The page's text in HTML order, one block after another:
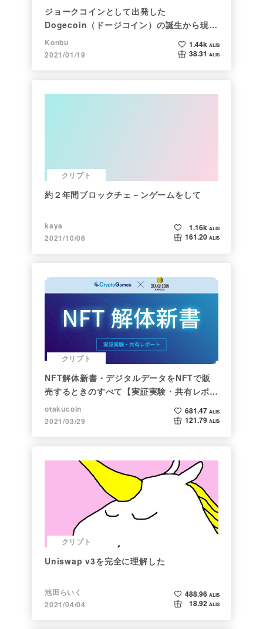
ジョークコインとして出発した
Dogecoin（ドージコイン）の誕生から現在
まで。注目される非証券性🐶
Konbu
2021/01/19
1.44k ALIS
38.31 ALIS
クリプト
約２年間ブロックチェ－ンゲームをして
kaya
2021/10/06
1.16k ALIS
161.20 ALIS
クリプト
NFT解体新書・デジタルデータをNFTで販
売するときのすべて【実証実験・共有レポー
ト】
otakucoin
2021/03/29
681.47 ALIS
121.79 ALIS
クリプト
Uniswap v3を完全に理解した
池田らいく
2021/04/04
488.96 ALIS
18.92 ALIS